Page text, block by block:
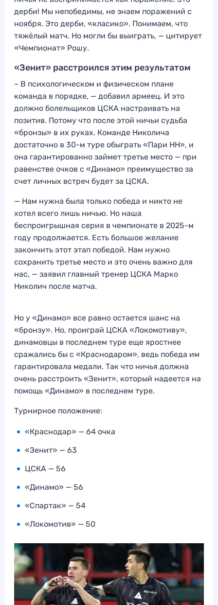
дерби! Мы непобедимы, не знаем поражений с
ноября. Это дерби, «класико». Понимаем, что
тяжёлый матч. Но могли бы выиграть, — цитирует
«Чемпионат» Рошу.
«Зенит» расстроился этим результатом
– В психологическом и физическом плане
команда в порядке, — добавил армеец. И это
должно болельщиков ЦСКА настраивать на
позитив. Потому что после этой ничьи судьба
«бронзы» в их руках. Команде Николича
достаточно в 30-м туре обыграть «Пари НН», и
она гарантированно займет третье место — при
равенстве очков с «Динамо» преимущество за
счет личных встреч будет за ЦСКА.
— Нам нужна была только победа и никто не
хотел всего лишь ничью. Но наша
беспроигрышная серия в чемпионате в 2025-м
году продолжается. Есть большое желание
закончить этот этап победой. Нам нужно
сохранить третье место и это очень важно для
нас, — заявил главный тренер ЦСКА Марко
Николич после матча.
Но у «Динамо» все равно остается шанс на
«бронзу». Но, проиграй ЦСКА «Локомотиву»,
динамовцы в последнем туре еще яростнее
сражались бы с «Краснодаром», ведь победа им
гарантировала медали. Так что ничья должна
очень расстроить «Зенит», который надеется на
помощь «Динамо» в последнем туре.
Турнирное положение:
«Краснодар» — 64 очка
«Зенит» — 63
ЦСКА — 56
«Динамо» — 56
«Спартак» — 54
«Локомотив» — 50